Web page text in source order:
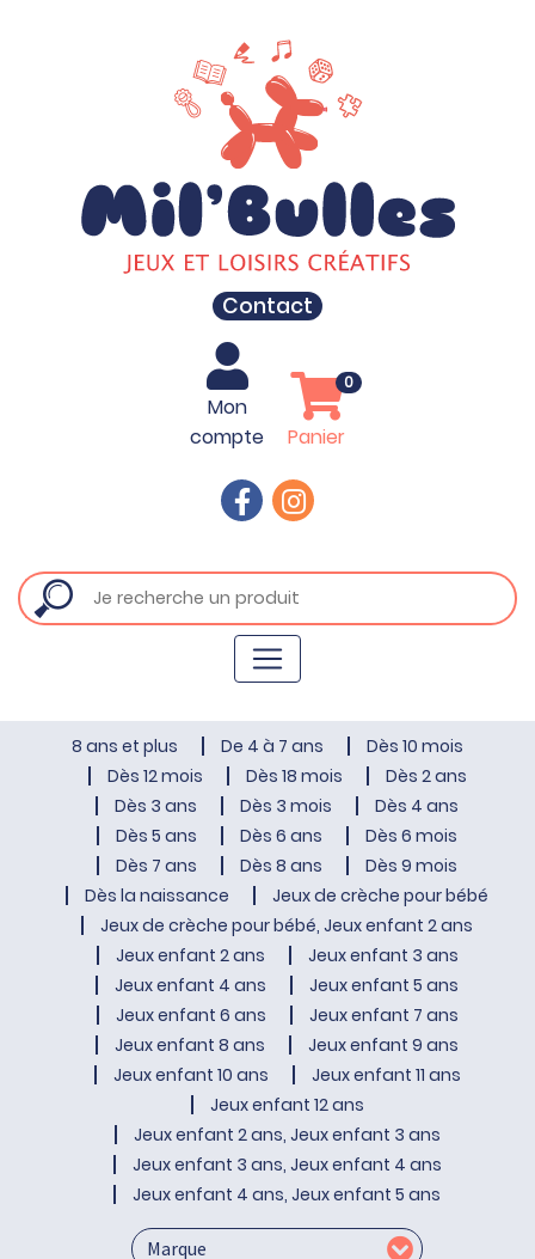
Contact
Mon
compte
Panier
0
8 ans et plus De 4 à 7 ans
Dès 10 mois
Dès 12 mois
Dès 18 mois
Dès 2 ans
Dès 3 ans
Dès 3 mois
Dès 4 ans
Dès 5 ans
Dès 6 ans
Dès 6 mois
Dès 7 ans
Dès 8 ans
Dès 9 mois
Dès la naissance
Jeux de crèche pour bébé
Jeux de crèche pour bébé, Jeux enfant 2 ans
Jeux enfant 2 ans
Jeux enfant 3 ans
Jeux enfant 4 ans
Jeux enfant 5 ans
Jeux enfant 6 ans
Jeux enfant 7 ans
Jeux enfant 8 ans
Jeux enfant 9 ans
Jeux enfant 10 ans
Jeux enfant 11 ans
Jeux enfant 12 ans
Jeux enfant 2 ans, Jeux enfant 3 ans
Jeux enfant 3 ans, Jeux enfant 4 ans
Jeux enfant 4 ans, Jeux enfant 5 ans